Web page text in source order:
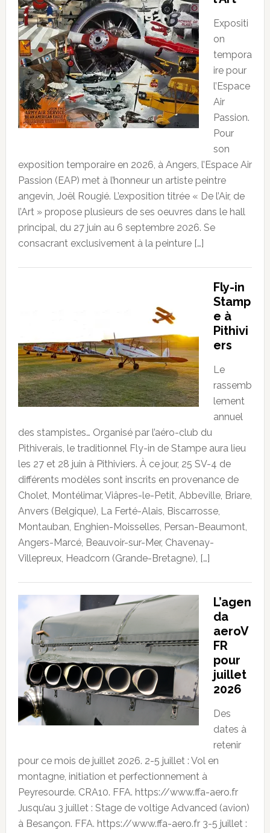
Expositi
on
tempora
ire pour
l’Espace
Air
Passion.
Pour
son
exposition temporaire en 2026, à Angers, l’Espace Air
Passion (EAP) met à l’honneur un artiste peintre
angevin, Joël Rougié. L’exposition titrée « De l’Air, de
l’Art » propose plusieurs de ses oeuvres dans le hall
principal, du 27 juin au 6 septembre 2026. Se
consacrant exclusivement à la peinture […]
Fly-in
Stamp
e à
Pithivi
ers
Le
rassemb
lement
annuel
des stampistes… Organisé par l’aéro-club du
Pithiverais, le traditionnel Fly-in de Stampe aura lieu
les 27 et 28 juin à Pithiviers. À ce jour, 25 SV-4 de
différents modèles sont inscrits en provenance de
Cholet, Montélimar, Viâpres-le-Petit, Abbeville, Briare,
Anvers (Belgique), La Ferté-Alais, Biscarrosse,
Montauban, Enghien-Moisselles, Persan-Beaumont,
Angers-Marcé, Beauvoir-sur-Mer, Chavenay-
Villepreux, Headcorn (Grande-Bretagne), […]
L’agen
da
aeroV
FR
pour
juillet
2026
Des
dates à
retenir
pour ce mois de juillet 2026. 2-5 juillet : Vol en
montagne, initiation et perfectionnement à
Peyresourde. CRA10. FFA. https://www.ffa-aero.fr
Jusqu’au 3 juillet : Stage de voltige Advanced (avion)
à Besançon. FFA. https://www.ffa-aero.fr 3-5 juillet :